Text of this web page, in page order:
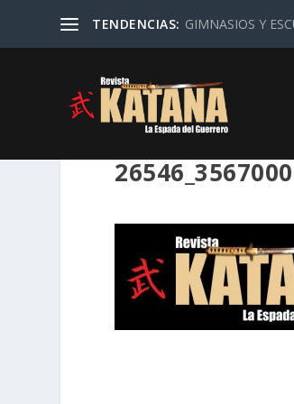
TENDENCIAS: GIMNASIOS Y